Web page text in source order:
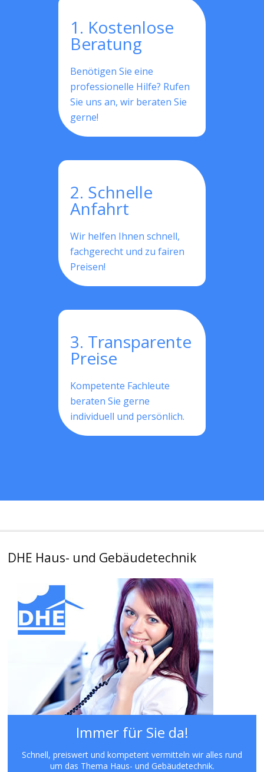
1. Kostenlose
Beratung
Benötigen Sie eine
professionelle Hilfe? Rufen
Sie uns an, wir beraten Sie
gerne!
2. Schnelle
Anfahrt
Wir helfen Ihnen schnell,
fachgerecht und zu fairen
Preisen!
3. Transparente
Preise
Kompetente Fachleute
beraten Sie gerne
individuell und persönlich.
DHE Haus- und Gebäudetechnik
Immer für Sie da!
Schnell, preiswert und kompetent vermitteln wir alles rund
um das Thema Haus- und Gebäudetechnik.